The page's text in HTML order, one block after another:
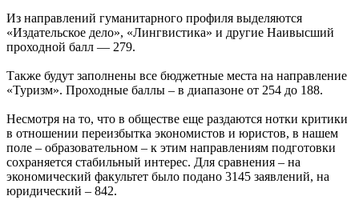
Из направлений гуманитарного профиля выделяются
«Издательское дело», «Лингвистика» и другие Наивысший
проходной балл — 279.
Также будут заполнены все бюджетные места на направление
«Туризм». Проходные баллы – в диапазоне от 254 до 188.
Несмотря на то, что в обществе еще раздаются нотки критики
в отношении переизбытка экономистов и юристов, в нашем
поле – образовательном – к этим направлениям подготовки
сохраняется стабильный интерес. Для сравнения – на
экономический факультет было подано 3145 заявлений, на
юридический – 842.